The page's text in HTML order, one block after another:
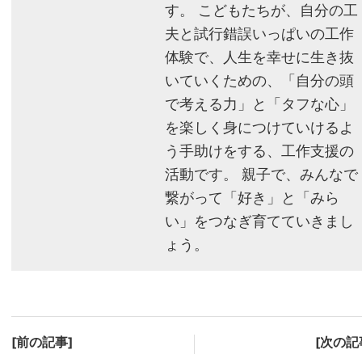
す。 こどもたちが、自分の工
夫と試行錯誤いっぱいの工作
体験で、人生を幸せに生き抜
いていくための、「自分の頭
で考える力」と「タフな心」
を楽しく身につけていけるよ
う手助けをする、工作支援の
活動です。 親子で、みんなで
繋がって「好き」と「みら
い」をつなぎ育てていきまし
ょう。
[前の記事] [次の